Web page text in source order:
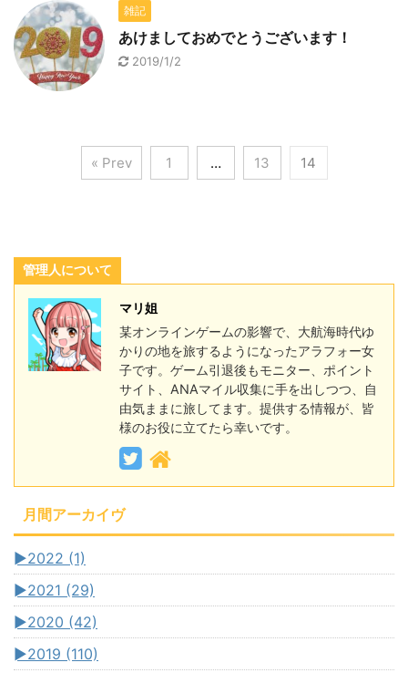
雑記
あけましておめでとうございます！
2019/1/2
« Prev 1 … 13 14
管理人について
マリ姐
某オンラインゲームの影響で、大航海時代ゆ
かりの地を旅するようになったアラフォー女
子です。ゲーム引退後もモニター、ポイント
サイト、ANAマイル収集に手を出しつつ、自
由気ままに旅してます。提供する情報が、皆
様のお役に立てたら幸いです。
月間アーカイヴ
►2022 (1)
►2021 (29)
►2020 (42)
►2019 (110)